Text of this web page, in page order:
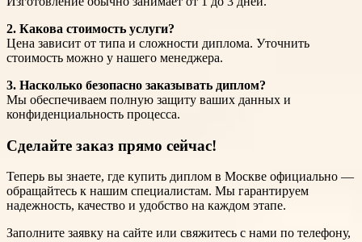
2. Какова стоимость услуги?
Цена зависит от типа и сложности диплома. Уточнить
стоимость можно у нашего менеджера.
3. Насколько безопасно заказывать диплом?
Мы обеспечиваем полную защиту ваших данных и
конфиденциальность процесса.
Сделайте заказ прямо сейчас!
Теперь вы знаете, где купить диплом в Москве официально —
обращайтесь к нашим специалистам. Мы гарантируем
надежность, качество и удобство на каждом этапе.
Заполните заявку на сайте или свяжитесь с нами по телефону,